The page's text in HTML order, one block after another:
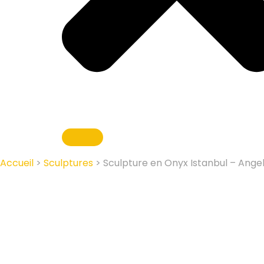
Accueil > Sculptures > Sculpture en Onyx Istanbul –